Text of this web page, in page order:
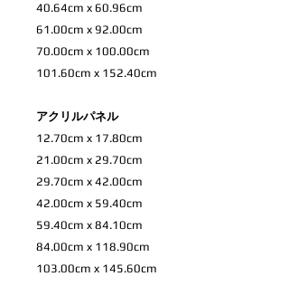
40.64cm x 60.96cm
61.00cm x 92.00cm
70.00cm x 100.00cm
101.60cm x 152.40cm
アクリルパネル
12.70cm x 17.80cm
21.00cm x 29.70cm
29.70cm x 42.00cm
42.00cm x 59.40cm
59.40cm x 84.10cm
84.00cm x 118.90cm
103.00cm x 145.60cm